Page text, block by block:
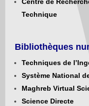
Technique
Bibliothèques
Techniques de
Système National
Maghreb Virtual
Science Directe